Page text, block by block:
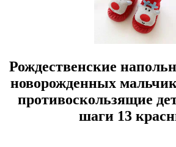
Рождественские
новорожденных
противоскользящие
шаги 13